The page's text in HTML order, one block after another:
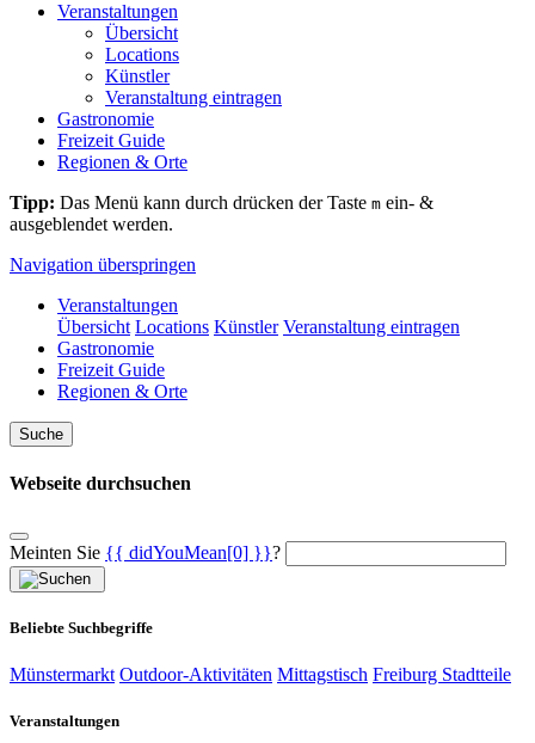
Veranstaltungen
Übersicht
Locations
Künstler
Veranstaltung eintragen
Gastronomie
Freizeit Guide
Regionen & Orte
Tipp: Das Menü kann durch drücken der Taste m ein- &
ausgeblendet werden.
Navigation überspringen
Veranstaltungen
Übersicht Locations Künstler Veranstaltung eintragen
Gastronomie
Freizeit Guide
Regionen & Orte
Suche
Webseite durchsuchen
Meinten Sie {{ didYouMean[0] }}?
Beliebte Suchbegriffe
Münstermarkt Outdoor-Aktivitäten Mittagstisch Freiburg Stadtteile
Veranstaltungen